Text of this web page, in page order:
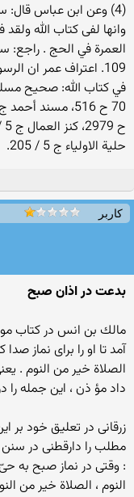
(4) وعن ابن عباس قال:
وانها لفى كتاب الله
109. اعتراف عمر ان
حلية الاولياء ج 5 / 205.
کاربر
بدعت در اذان صبح
مالك بن انس در کتاب
آمد تا او را براى نماز
الصلاة خير من النوم .
داد مؤ ذن ، اين جمله را
زرقانى در تعليق خود
مطلب را دارقطنى در
: وقتى در نماز صبح به
النوم ، الصلاة خير من